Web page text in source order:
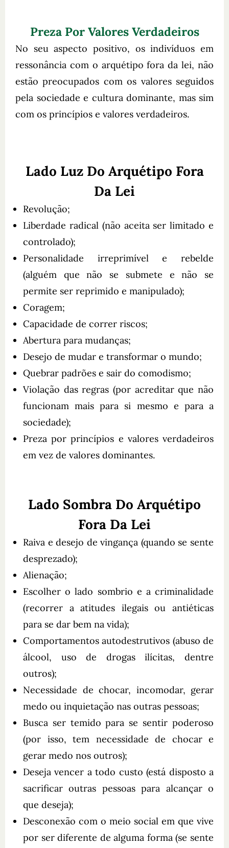
Preza Por Valores Verdadeiros
No seu aspecto positivo, os indivíduos em
ressonância com o arquétipo fora da lei, não
estão preocupados com os valores seguidos
pela sociedade e cultura dominante, mas sim
com os princípios e valores verdadeiros.
Lado Luz Do Arquétipo Fora
Da Lei
Revolução;
Liberdade radical (não aceita ser limitado e
controlado);
Personalidade irreprimível e rebelde
(alguém que não se submete e não se
permite ser reprimido e manipulado);
Coragem;
Capacidade de correr riscos;
Abertura para mudanças;
Desejo de mudar e transformar o mundo;
Quebrar padrões e sair do comodismo;
Violação das regras (por acreditar que não
funcionam mais para si mesmo e para a
sociedade);
Preza por princípios e valores verdadeiros
em vez de valores dominantes.
Lado Sombra Do Arquétipo
Fora Da Lei
Raiva e desejo de vingança (quando se sente
desprezado);
Alienação;
Escolher o lado sombrio e a criminalidade
(recorrer a atitudes ilegais ou antiéticas
para se dar bem na vida);
Comportamentos autodestrutivos (abuso de
álcool, uso de drogas ilícitas, dentre
outros);
Necessidade de chocar, incomodar, gerar
medo ou inquietação nas outras pessoas;
Busca ser temido para se sentir poderoso
(por isso, tem necessidade de chocar e
gerar medo nos outros);
Deseja vencer a todo custo (está disposto a
sacrificar outras pessoas para alcançar o
que deseja);
Desconexão com o meio social em que vive
por ser diferente de alguma forma (se sente